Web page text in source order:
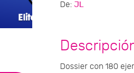
De: JL
Dossier con 180